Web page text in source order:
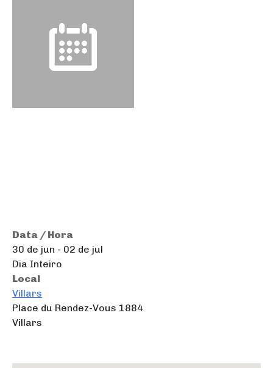
Data / Hora
30 de jun - 02 de jul
Dia Inteiro
Local
Villars
Place du Rendez-Vous 1884
Villars